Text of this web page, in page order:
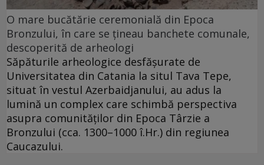
O mare bucătărie ceremonială din Epoca
Bronzului, în care se țineau banchete comunale,
descoperită de arheologi
Săpăturile arheologice desfășurate de
Universitatea din Catania la situl Tava Tepe,
situat în vestul Azerbaidjanului, au adus la
lumină un complex care schimbă perspectiva
asupra comunităților din Epoca Târzie a
Bronzului (cca. 1300–1000 î.Hr.) din regiunea
Caucazului.